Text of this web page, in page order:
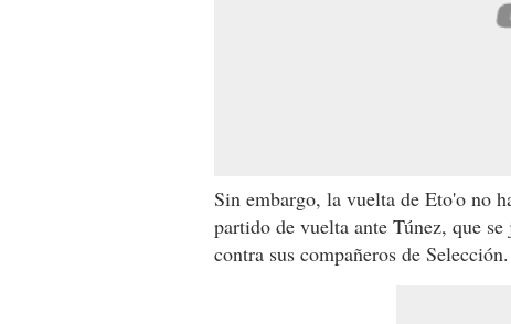
Sin embargo, la vuelta de Eto'o no
partido de vuelta ante Túnez, que
contra sus compañeros de Selección.